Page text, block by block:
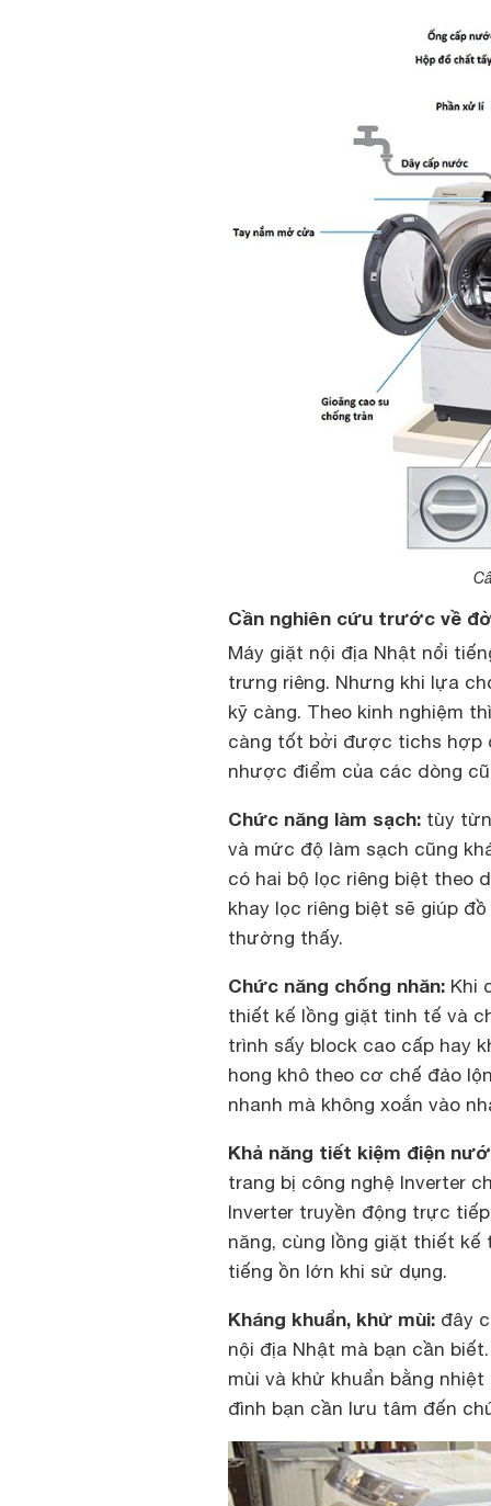
Cần nghiên cứu trước về
Máy giặt nội địa Nhật nổi
trưng riêng. Nhưng khi lựa
kỹ càng. Theo kinh nghiệm
càng tốt bởi được tichs hợp
nhược điểm của các dòng
Chức năng làm sạch: tùy
và mức độ làm sạch cũng
có hai bộ lọc riêng biệt theo
khay lọc riêng biệt sẽ giúp
thường thấy.
Chức năng chống nhăn: Khi
thiết kế lồng giặt tinh tế và
trình sấy block cao cấp hay
hong khô theo cơ chế đảo
nhanh mà không xoắn vào
Khả năng tiết kiệm điện
trang bị công nghệ Inverter
Inverter truyền động trực
năng, cùng lồng giặt thiết
tiếng ồn lớn khi sử dụng.
Kháng khuẩn, khử mùi: đây
nội địa Nhật mà bạn cần
mùi và khử khuẩn bằng
đình bạn cần lưu tâm đến